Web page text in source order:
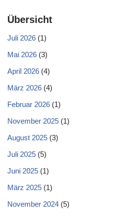
Übersicht
Juli 2026 (1)
Mai 2026 (3)
April 2026 (4)
März 2026 (4)
Februar 2026 (1)
November 2025 (1)
August 2025 (3)
Juli 2025 (5)
Juni 2025 (1)
März 2025 (1)
November 2024 (5)